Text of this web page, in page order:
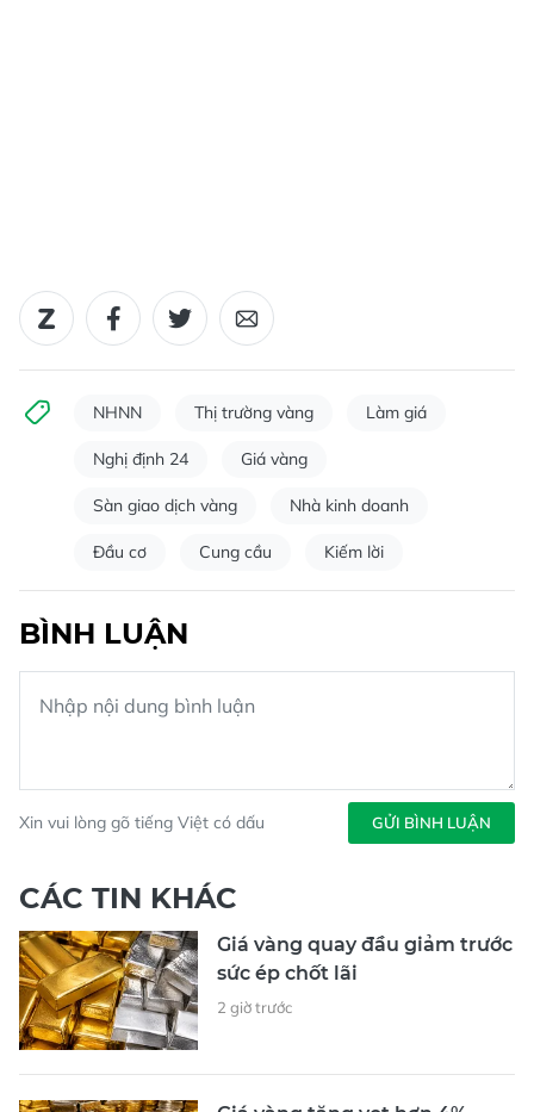
NHNN Thị trường vàng Làm giá
Nghị định 24 Giá vàng
Sàn giao dịch vàng Nhà kinh doanh
Đầu cơ Cung cầu Kiếm lời
BÌNH LUẬN
Xin vui lòng gõ tiếng Việt có dấu GỬI BÌNH LUẬN
CÁC TIN KHÁC
Giá vàng quay đầu giảm trước
sức ép chốt lãi
2 giờ trước